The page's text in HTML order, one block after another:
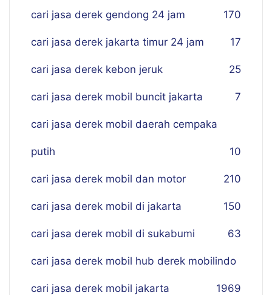
cari jasa derek gendong 24 jam 170
cari jasa derek jakarta timur 24 jam 17
cari jasa derek kebon jeruk 25
cari jasa derek mobil buncit jakarta 7
cari jasa derek mobil daerah cempaka
putih 10
cari jasa derek mobil dan motor 210
cari jasa derek mobil di jakarta 150
cari jasa derek mobil di sukabumi 63
cari jasa derek mobil hub derek mobilindo
69
cari jasa derek mobil jakarta 19